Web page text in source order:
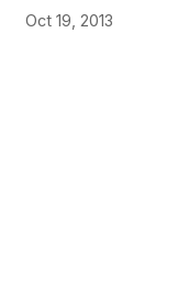
Oct 19, 2013